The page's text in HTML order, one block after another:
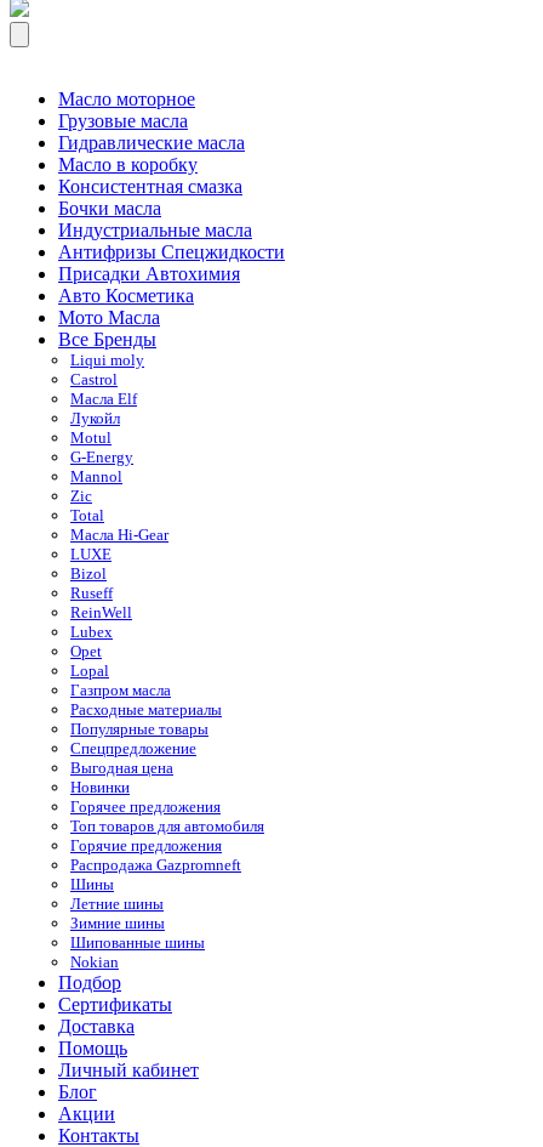
Масло моторное
Грузовые масла
Гидравлические масла
Масло в коробку
Консистентная смазка
Бочки масла
Индустриальные масла
Антифризы Спецжидкости
Присадки Автохимия
Авто Косметика
Мото Масла
Все Бренды
Liqui moly
Castrol
Масла Elf
Лукойл
Motul
G-Energy
Mannol
Zic
Total
Масла Hi-Gear
LUXE
Bizol
Ruseff
ReinWell
Lubex
Opet
Lopal
Газпром масла
Расходные материалы
Популярные товары
Спецпредложение
Выгодная цена
Новинки
Горячее предложения
Топ товаров для автомобиля
Горячие предложения
Распродажа Gazpromneft
Шины
Летние шины
Зимние шины
Шипованные шины
Nokian
Подбор
Сертификаты
Доставка
Помощь
Личный кабинет
Блог
Акции
Контакты